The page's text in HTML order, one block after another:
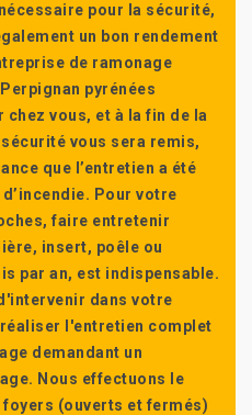
pour la sécurité,
un bon rendement
de ramonage
pyrénées
vous, et à la fin de la
vous sera remis,
que l’entretien a été
Pour votre
faire entretenir
insert, poêle ou
par an, est indispensable.
dans votre
l'entretien complet
demandant un
Nous effectuons le
(ouverts et fermés)